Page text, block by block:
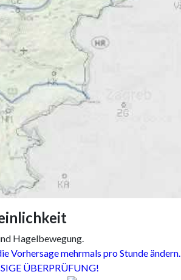
Hagelbewegung.
Vorhersage mehrmals pro Stunde ändern.
ÜBERPRÜFUNG!